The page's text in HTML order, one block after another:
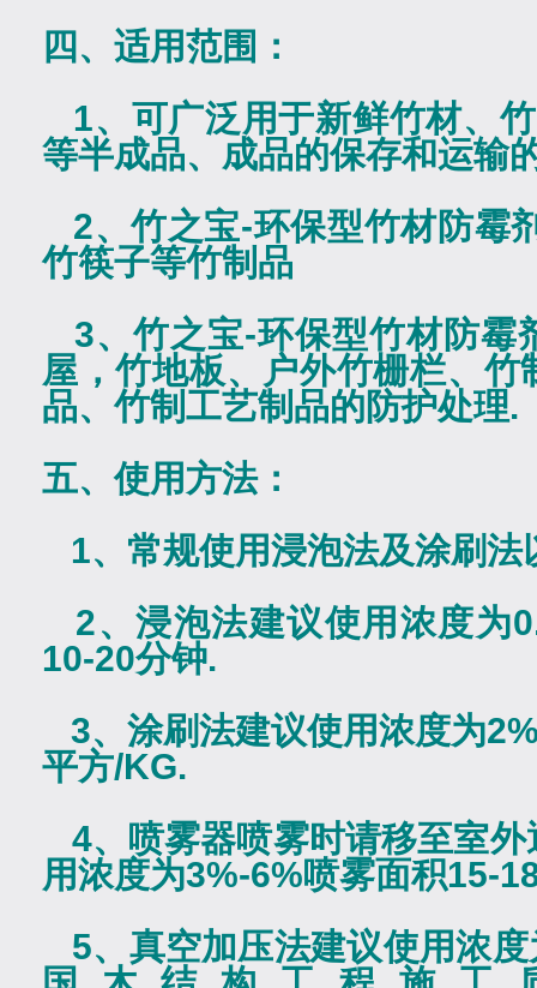
四、适用范围：
1、可广泛用于新鲜竹材、
等半成品、成品的保存和运输
2、竹之宝-环保型竹材防霉
竹筷子等竹制品
3、竹之宝-环保型竹材防霉
屋，竹地板、户外竹栅栏、竹
品、竹制工艺制品的防护处理.
五、使用方法：
1、常规使用浸泡法及涂刷法
2、浸泡法建议使用浓度为
10-20分钟.
3、涂刷法建议使用浓度为
平方/KG.
4、喷雾器喷雾时请移至室
用浓度为3%-6%喷雾面积15-
5、真空加压法建议使用浓度